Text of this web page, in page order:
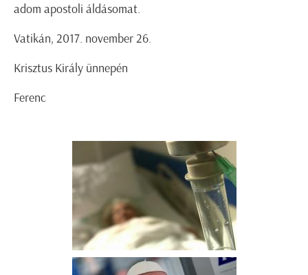
adom apostoli áldásomat.
Vatikán, 2017. november 26.
Krisztus Király ünnepén
Ferenc